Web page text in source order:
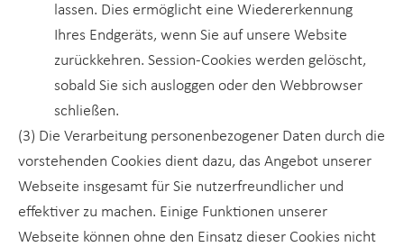
lassen. Dies ermöglicht eine Wiedererkennung
Ihres Endgeräts, wenn Sie auf unsere Website
zurückkehren. Session-Cookies werden gelöscht,
sobald Sie sich ausloggen oder den Webbrowser
schließen.
(3) Die Verarbeitung personenbezogener Daten durch die
vorstehenden Cookies dient dazu, das Angebot unserer
Webseite insgesamt für Sie nutzerfreundlicher und
effektiver zu machen. Einige Funktionen unserer
Webseite können ohne den Einsatz dieser Cookies nicht